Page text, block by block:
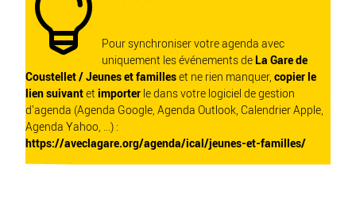

Pour synchroniser votre agenda avec
uniquement les événements de La Gare de
Coustellet / Jeunes et familleset ne rien manquer, copier le
lien suivantet importer le dans votre logiciel de gestion
d'agenda (Agenda Google, Agenda Outlook, Calendrier Apple,
Agenda Yahoo, ...) :
https://aveclagare.org/agenda/ical/jeunes-et-familles/